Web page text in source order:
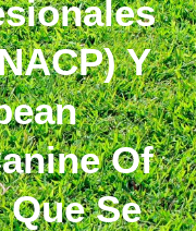
Y
Of
Se